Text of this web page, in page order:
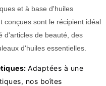
et à base d'huiles
conçues sont le récipient idéal
d'articles de beauté, des
d'huiles essentielles.
Adaptées à une
nos boîtes